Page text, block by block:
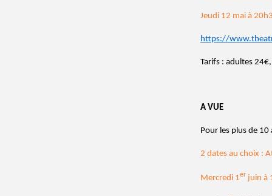
Jeudi 12 mai
https://
Tarifs : adultes
A VUE
Pour les plus de 10
2 dates au choix :
Mercredi 1er juin à